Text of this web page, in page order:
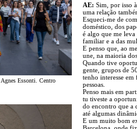
, Agnes Essonti. Centro
AE: Sim, por isso
uma relação
Esqueci-me de
doméstico, dos
é algo que me
familiar e a das
E penso que, ao
une, na maioria
Quando tive
gente, grupos de
tenho interesse
pessoas.
Penso mais em
tu tiveste a
do encontro que a
até algumas
E um muito bom